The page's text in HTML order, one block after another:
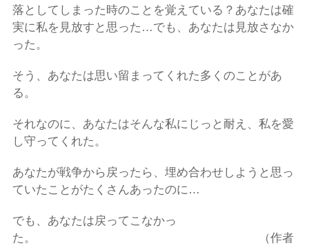
落としてしまった時のことを覚えている？あなたは確
実に私を見放すと思った…でも、あなたは見放さなか
った。
そう、あなたは思い留まってくれた多くのことがあ
る。
それなのに、あなたはそんな私にじっと耐え、私を愛
し守ってくれた。
あなたが戦争から戻ったら、埋め合わせしようと思っ
ていたことがたくさんあったのに…
でも、あなたは戻ってこなかっ
た。 （作者